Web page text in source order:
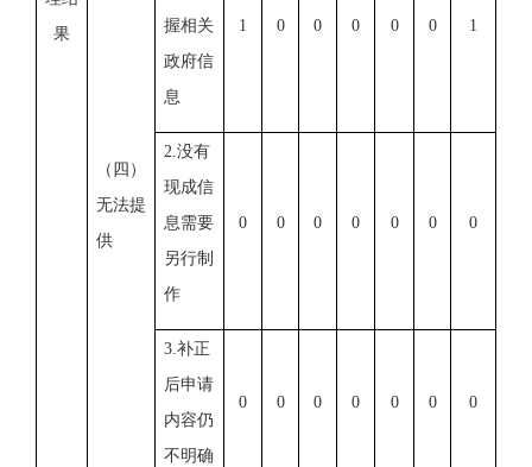
果
（四）
无法提
供
握相关
政府信
息
1 0 0 0 0 0 1
2.没有
现成信
息需要
另行制
作
0 0 0 0 0 0 0
3.补正
后申请
内容仍
不明确
0 0 0 0 0 0 0